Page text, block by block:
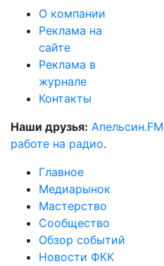
О компании
Реклама на
сайте
Реклама в
журнале
Контакты
Наши друзья:
работе на радио.
Главное
Медиарынок
Мастерство
Сообщество
Обзор событий
Новости ФКК